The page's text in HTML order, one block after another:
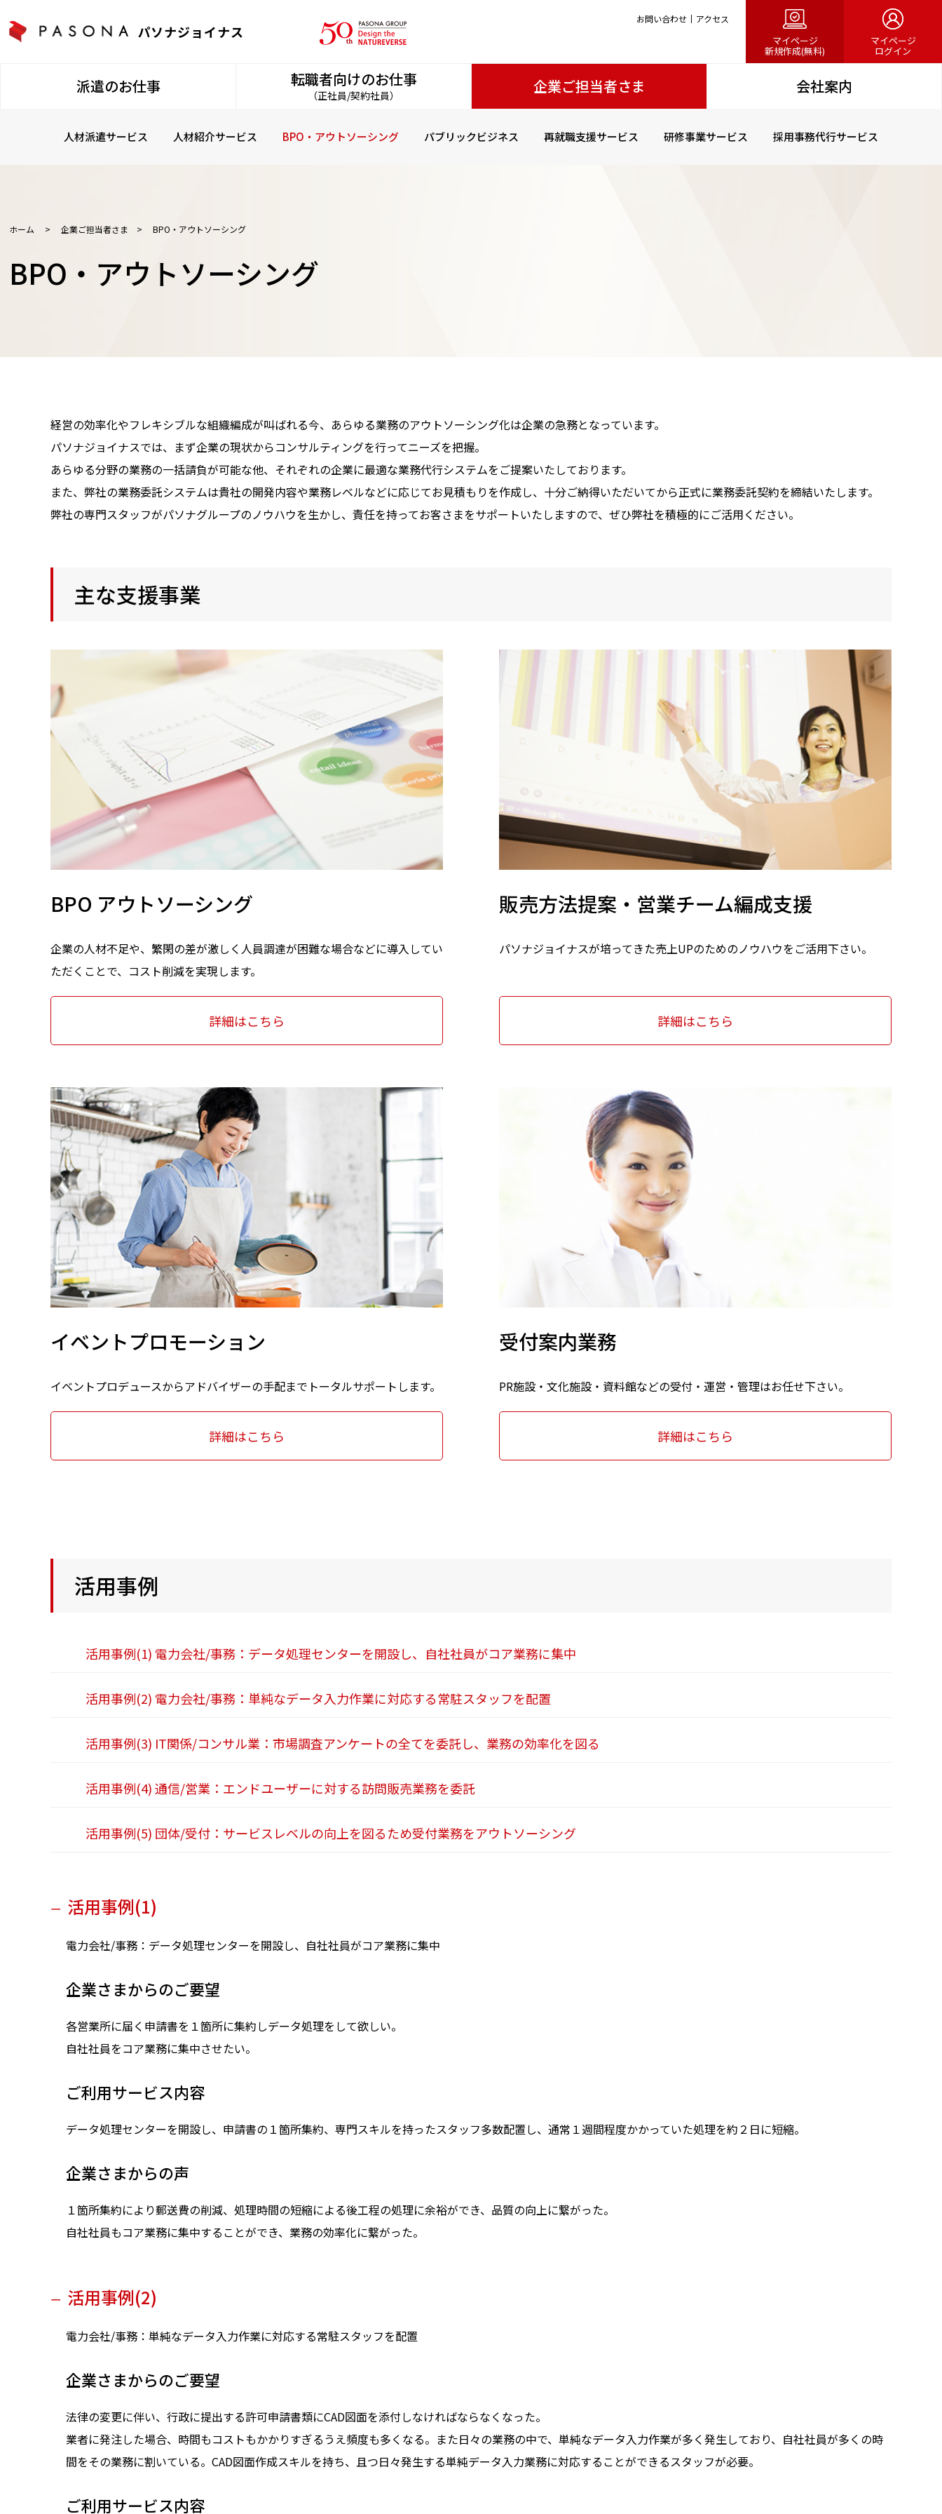
パソナジョイナス
お問い合わせ アクセス
マイページ
新規作成(無料)
マイページ
ログイン
派遣のお仕事 転職者向けのお仕事
（正社員/契約社員） 企業ご担当者さま 会社案内
人材派遣サービス 人材紹介サービス BPO・アウトソーシング パブリックビジネス 再就職支援サービス 研修事業サービス 採用事務代行サービス
ホーム > 企業ご担当者さま > BPO・アウトソーシング
BPO・アウトソーシング
経営の効率化やフレキシブルな組織編成が叫ばれる今、あらゆる業務のアウトソーシング化は企業の急務となっています。
パソナジョイナスでは、まず企業の現状からコンサルティングを行ってニーズを把握。
あらゆる分野の業務の一括請負が可能な他、それぞれの企業に最適な業務代行システムをご提案いたしております。
また、弊社の業務委託システムは貴社の開発内容や業務レベルなどに応じてお見積もりを作成し、十分ご納得いただいてから正式に業務委託契約を締結いたします。
弊社の専門スタッフがパソナグループのノウハウを生かし、責任を持ってお客さまをサポートいたしますので、ぜひ弊社を積極的にご活用ください。
主な支援事業
BPO アウトソーシング
企業の人材不足や、繁閑の差が激しく人員調達が困難な場合などに導入してい
ただくことで、コスト削減を実現します。
詳細はこちら
販売方法提案・営業チーム編成支援
パソナジョイナスが培ってきた売上UPのためのノウハウをご活用下さい。
詳細はこちら
イベントプロモーション
イベントプロデュースからアドバイザーの手配までトータルサポートします。
詳細はこちら
受付案内業務
PR施設・文化施設・資料館などの受付・運営・管理はお任せ下さい。
詳細はこちら
活用事例
活用事例(1) 電力会社/事務：データ処理センターを開設し、自社社員がコア業務に集中
活用事例(2) 電力会社/事務：単純なデータ入力作業に対応する常駐スタッフを配置
活用事例(3) IT関係/コンサル業：市場調査アンケートの全てを委託し、業務の効率化を図る
活用事例(4) 通信/営業：エンドユーザーに対する訪問販売業務を委託
活用事例(5) 団体/受付：サービスレベルの向上を図るため受付業務をアウトソーシング
ー 活用事例(1)
電力会社/事務：データ処理センターを開設し、自社社員がコア業務に集中
企業さまからのご要望
各営業所に届く申請書を１箇所に集約しデータ処理をして欲しい。
自社社員をコア業務に集中させたい。
ご利用サービス内容
データ処理センターを開設し、申請書の１箇所集約、専門スキルを持ったスタッフ多数配置し、通常１週間程度かかっていた処理を約２日に短縮。
企業さまからの声
１箇所集約により郵送費の削減、処理時間の短縮による後工程の処理に余裕ができ、品質の向上に繋がった。
自社社員もコア業務に集中することができ、業務の効率化に繋がった。
ー 活用事例(2)
電力会社/事務：単純なデータ入力作業に対応する常駐スタッフを配置
企業さまからのご要望
法律の変更に伴い、行政に提出する許可申請書類にCAD図面を添付しなければならなくなった。
業者に発注した場合、時間もコストもかかりすぎるうえ頻度も多くなる。また日々の業務の中で、単純なデータ入力作業が多く発生しており、自社社員が多くの時
間をその業務に割いている。CAD図面作成スキルを持ち、且つ日々発生する単純データ入力業務に対応することができるスタッフが必要。
ご利用サービス内容